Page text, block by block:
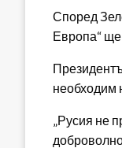
Според
Европа“ ще
необходим
„Русия не